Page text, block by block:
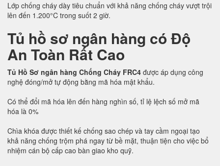
Lớp chống cháy dày tiêu chuẩn với khả năng chống cháy vượt trội
lên đến 1.200°C trong suốt 2 giờ.
Tủ hồ sơ ngân hàng có Độ
An Toàn Rất Cao
Tủ Hồ Sơ ngân hàng Chống Cháy FRC4 được áp dụng công
nghệ đóng/mở tự động bằng mã hóa mật khẩu.
Có thể đổi mã hóa lên đến hàng nghìn số, tỉ lệ lệch số mở mã
hóa là 0%
Chìa khóa được thiết kế chống sao chép và tay cầm ngoại tạo
khả năng chống trộm phá ngay từ bề mặt, thuận tiện cho việc bổ
nhiệm cán bộ cấp cao bàn giao kho quỹ.